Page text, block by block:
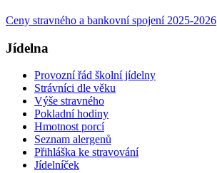
Ceny stravného a bankovní spojení 2025-2026
Jídelna
Provozní řád školní jídelny
Strávníci dle věku
Výše stravného
Pokladní hodiny
Hmotnost porcí
Seznam alergenů
Přihláška ke stravování
Jídelníček